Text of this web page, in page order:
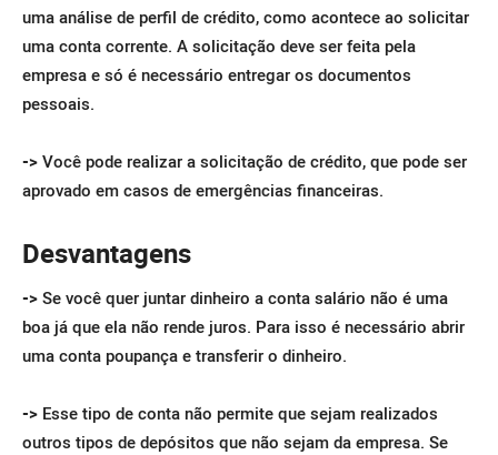
uma análise de perfil de crédito, como acontece ao solicitar
uma conta corrente. A solicitação deve ser feita pela
empresa e só é necessário entregar os documentos
pessoais.
-> Você pode realizar a solicitação de crédito, que pode ser
aprovado em casos de emergências financeiras.
Desvantagens
-> Se você quer juntar dinheiro a conta salário não é uma
boa já que ela não rende juros. Para isso é necessário abrir
uma conta poupança e transferir o dinheiro.
-> Esse tipo de conta não permite que sejam realizados
outros tipos de depósitos que não sejam da empresa. Se